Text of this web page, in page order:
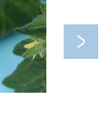
Next